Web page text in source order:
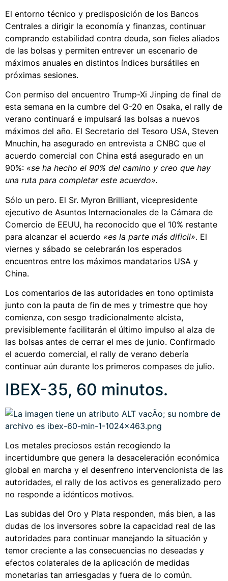
El entorno técnico y predisposición de los Bancos
Centrales a dirigir la economía y finanzas, continuar
comprando estabilidad contra deuda, son fieles aliados
de las bolsas y permiten entrever un escenario de
máximos anuales en distintos índices bursátiles en
próximas sesiones.
Con permiso del encuentro Trump-Xi Jinping de final de
esta semana en la cumbre del G-20 en Osaka, el rally de
verano continuará e impulsará las bolsas a nuevos
máximos del año. El Secretario del Tesoro USA, Steven
Mnuchin, ha asegurado en entrevista a CNBC que el
acuerdo comercial con China está asegurado en un
90%: «se ha hecho el 90% del camino y creo que hay
una ruta para completar este acuerdo».
Sólo un pero. El Sr. Myron Brilliant, vicepresidente
ejecutivo de Asuntos Internacionales de la Cámara de
Comercio de EEUU, ha reconocido que el 10% restante
para alcanzar el acuerdo «es la parte más dificil». El
viernes y sábado se celebrarán los esperados
encuentros entre los máximos mandatarios USA y
China.
Los comentarios de las autoridades en tono optimista
junto con la pauta de fin de mes y trimestre que hoy
comienza, con sesgo tradicionalmente alcista,
previsiblemente facilitarán el último impulso al alza de
las bolsas antes de cerrar el mes de junio. Confirmado
el acuerdo comercial, el rally de verano debería
continuar aún durante los primeros compases de julio.
IBEX-35, 60 minutos.
Los metales preciosos están recogiendo la
incertidumbre que genera la desaceleración económica
global en marcha y el desenfreno intervencionista de las
autoridades, el rally de los activos es generalizado pero
no responde a idénticos motivos.
Las subidas del Oro y Plata responden, más bien, a las
dudas de los inversores sobre la capacidad real de las
autoridades para continuar manejando la situación y
temor creciente a las consecuencias no deseadas y
efectos colaterales de la aplicación de medidas
monetarias tan arriesgadas y fuera de lo común.